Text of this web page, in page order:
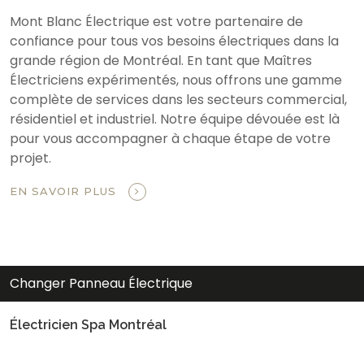
Mont Blanc Électrique est votre partenaire de
confiance pour tous vos besoins électriques dans la
grande région de Montréal. En tant que Maîtres
Électriciens expérimentés, nous offrons une gamme
complète de services dans les secteurs commercial,
résidentiel et industriel. Notre équipe dévouée est là
pour vous accompagner à chaque étape de votre
projet.
EN SAVOIR PLUS
Changer Panneau Électrique
Électricien Spa Montréal